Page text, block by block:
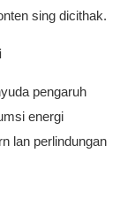
sing dicithak.
pengaruh
energi
lan perlindungan